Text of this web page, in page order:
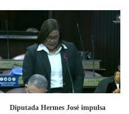
Diputada Hermes José impulsa